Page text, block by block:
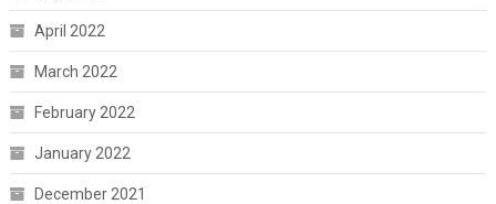
April 2022
March 2022
February 2022
January 2022
December 2021